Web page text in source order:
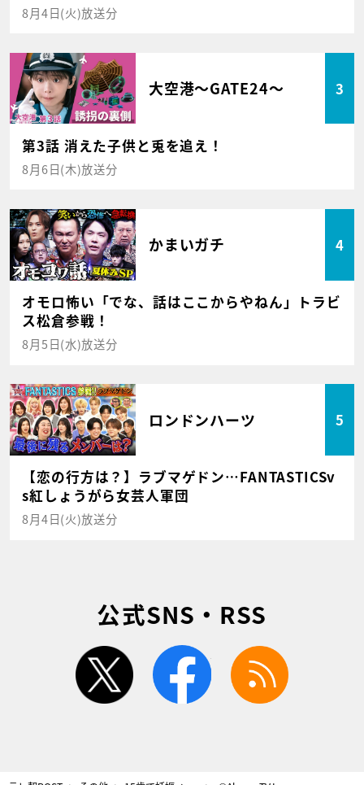
8月4日(火)放送分
大空港～GATE24～ 3
第3話 消えた子供と兎を追え！
8月6日(木)放送分
かまいガチ 4
オモロ怖い「でな、話はここからやねん」トラビ
ス松倉参戦！
8月5日(水)放送分
ロンドンハーツ 5
【恋の行方は？】ラブマゲドン…FANTASTICSv
s紅しょうがら女芸人軍団
8月4日(火)放送分
公式SNS・RSS
twitter facebook